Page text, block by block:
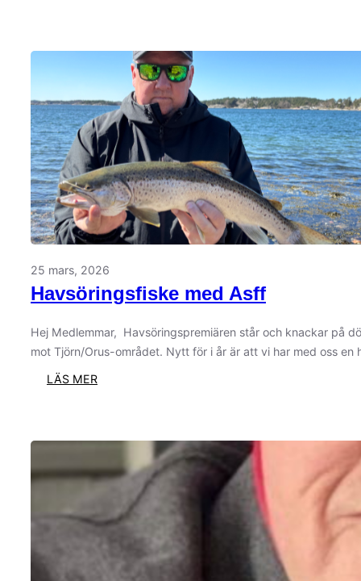
25 mars, 2026
Havsöringsfiske med Asff
Hej Medlemmar, Havsöringspremiären står och knackar på
mot Tjörn/Orus-området. Nytt för i år är att vi har med oss
LÄS MER: